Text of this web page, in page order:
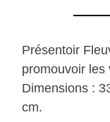
Présentoir
promouvoir les
Dimensions :
cm.